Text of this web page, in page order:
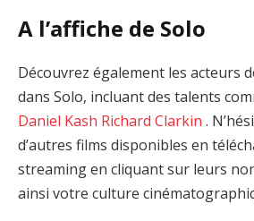
A l’affiche de Solo
Découvrez également les acteurs
dans Solo, incluant des talents
Daniel Kash Richard Clarkin .
d’autres films disponibles en
streaming en cliquant sur leurs
ainsi votre culture